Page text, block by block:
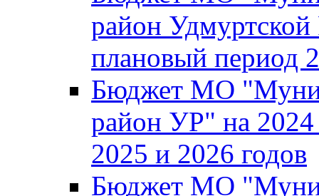
район
плановый период
Бюджет МО
район УР" на 2024
2025 и 2026 годов
Бюджет МО